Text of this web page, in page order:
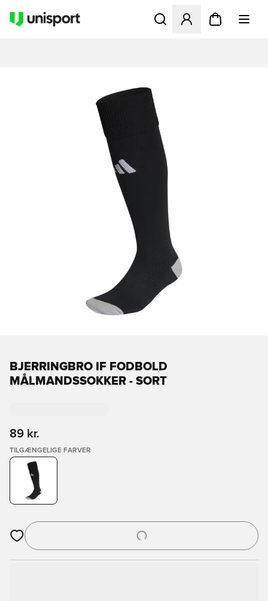
Åbner en Modal til at
BJERRINGBRO IF FODBOLD
MÅLMANDSSOKKER - SORT
89 kr.
TILGÆNGELIGE FARVER
Åbner en Modal til at logge ind eller tilmelde dig som medlem